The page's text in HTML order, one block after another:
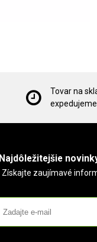
Tovar na
Najdôležitejšie
Získajte zaujímavé